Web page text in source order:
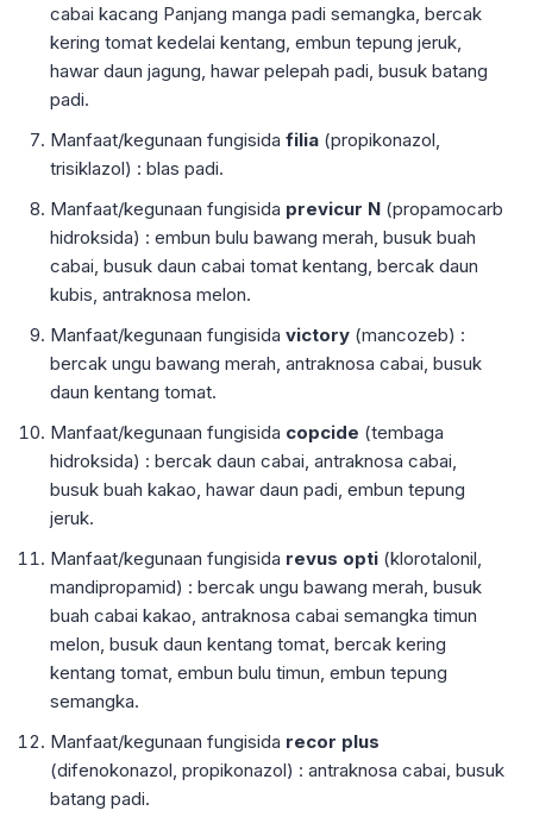
cabai kacang Panjang manga padi semangka, bercak
kering tomat kedelai kentang, embun tepung jeruk,
hawar daun jagung, hawar pelepah padi, busuk batang
padi.
Manfaat/kegunaan fungisidafilia (propikonazol,
trisiklazol) : blas padi.
Manfaat/kegunaan fungisida previcur N (propamocarb
hidroksida) : embun bulu bawang merah, busuk buah
cabai, busuk daun cabai tomat kentang, bercak daun
kubis, antraknosa melon.
Manfaat/kegunaan fungisidavictory (mancozeb) :
bercak ungu bawang merah, antraknosa cabai, busuk
daun kentang tomat.
Manfaat/kegunaan fungisida copcide (tembaga
hidroksida) : bercak daun cabai, antraknosa cabai,
busuk buah kakao, hawar daun padi, embun tepung
jeruk.
Manfaat/kegunaan fungisida revus opti (klorotalonil,
mandipropamid) : bercak ungu bawang merah, busuk
buah cabai kakao, antraknosa cabai semangka timun
melon, busuk daun kentang tomat, bercak kering
kentang tomat, embun bulu timun, embun tepung
semangka.
Manfaat/kegunaan fungisida recor plus
(difenokonazol, propikonazol) : antraknosa cabai, busuk
batang padi.